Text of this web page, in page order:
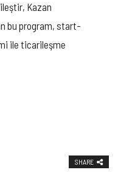
Kazan
bu program, start-
ile ticarileşme
SHARE